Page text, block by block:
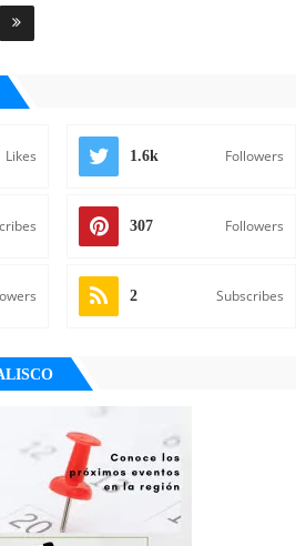
Likes 1.6k Followers
307 Followers
2 Subscribes